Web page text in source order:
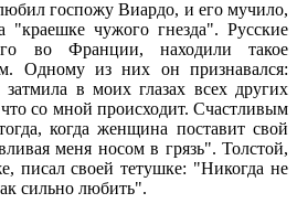
госпожу Виардо, и его мучило,
"краешке чужого гнезда". Русские
во Франции, находили такое
Одному из них он признавался:
в моих глазах всех других
со мной происходит. Счастливым
когда женщина поставит свой
меня носом в грязь". Толстой,
писал своей тетушке: "Никогда не
сильно любить".